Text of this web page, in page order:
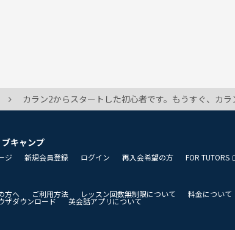
カラン2からスタートした初心者です。もうすぐ、カラン2が終わりそうなのですが、quick stage revision と、full stage revisionはどのように行われるのでしょうか。「よくある質問」を検索したので
キャンプ
ジ 新規会員登録 ログイン 再入会希望の方 FOR TUTORS
方へ ご利用方法 レッスン回数無制限について 料金について
ザダウンロード 英会話アプリについて